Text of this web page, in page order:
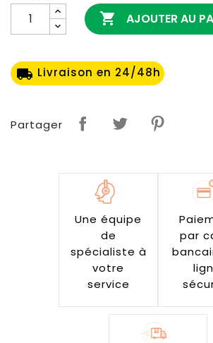
 AJOUTER AU
local_shipping Livraison en 24/48h
Partager
Une équipe
de
spécialiste à
votre
service
par